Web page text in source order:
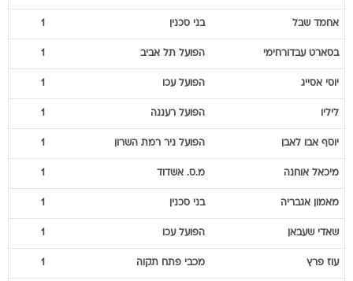
אחמד שבל בני סכנין 1
בסארט עבדורחימי הפועל תל אביב 1
יוסי אסייג הפועל עכו 1
ליליו הפועל רעננה 1
יוסף אבו לאבן הפועל ניר רמת השרון 1
מיכאל אוחנה מ.ס. אשדוד 1
מאמון אגבריה בני סכנין 1
שאדי שעבאן הפועל עכו 1
עוז פרץ מכבי פתח תקוה 1